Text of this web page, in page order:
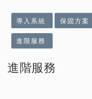
:::
導入系統 保固方案
進階服務
進階服務